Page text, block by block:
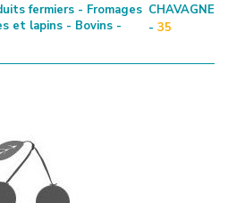
fermiers - Fromages
et lapins - Bovins -
CHAVAGNE
- 35